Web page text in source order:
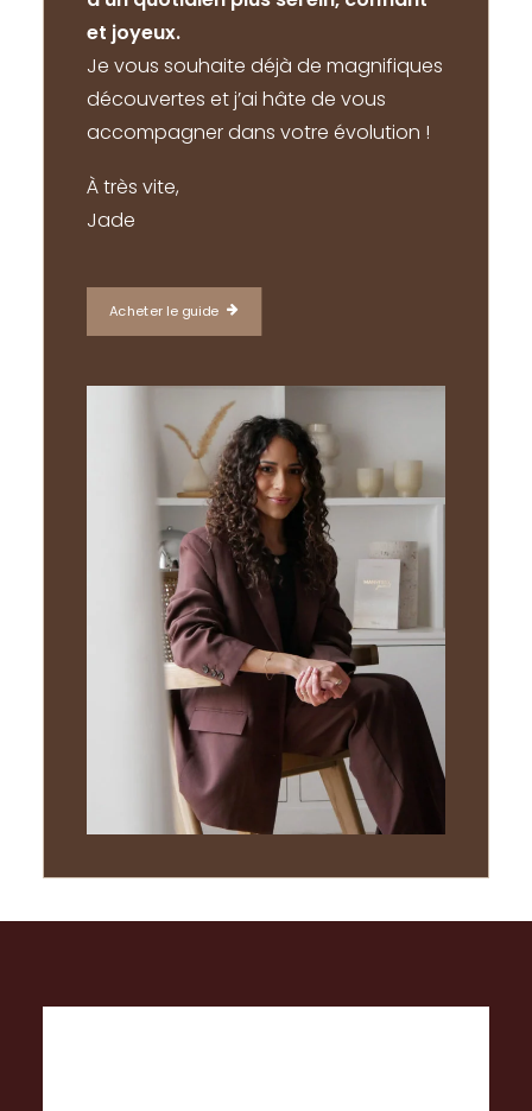
et joyeux.
Je vous souhaite déjà de magnifiques
découvertes et j’ai hâte de vous
accompagner dans votre évolution !
À très vite,
Jade
Acheter le guide